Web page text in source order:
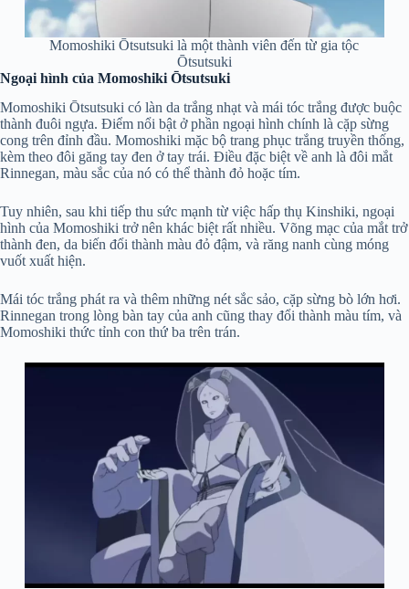
Momoshiki Ōtsutsuki là một thành viên đến từ gia tộc
Ōtsutsuki
Ngoại hình của Momoshiki Ōtsutsuki
Momoshiki Ōtsutsuki có làn da trắng nhạt và mái tóc trắng được buộc
thành đuôi ngựa. Điểm nổi bật ở phần ngoại hình chính là cặp sừng
cong trên đỉnh đầu. Momoshiki mặc bộ trang phục trắng truyền thống,
kèm theo đôi găng tay đen ở tay trái. Điều đặc biệt về anh là đôi mắt
Rinnegan, màu sắc của nó có thể thành đỏ hoặc tím.
Tuy nhiên, sau khi tiếp thu sức mạnh từ việc hấp thụ Kinshiki, ngoại
hình của Momoshiki trở nên khác biệt rất nhiều. Võng mạc của mắt trở
thành đen, da biến đổi thành màu đỏ đậm, và răng nanh cùng móng
vuốt xuất hiện.
Mái tóc trắng phát ra và thêm những nét sắc sảo, cặp sừng bò lớn hơi.
Rinnegan trong lòng bàn tay của anh cũng thay đổi thành màu tím, và
Momoshiki thức tỉnh con thứ ba trên trán.